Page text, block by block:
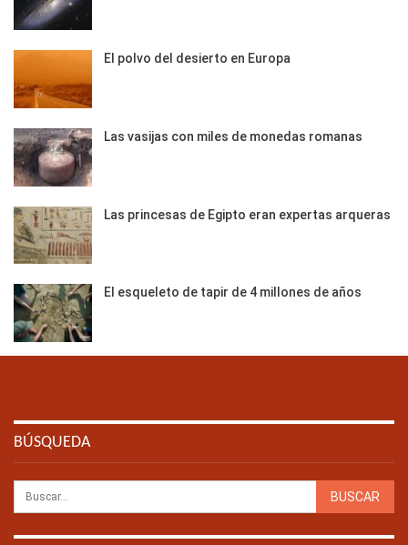
El polvo del desierto en Europa
Las vasijas con miles de monedas romanas
Las princesas de Egipto eran expertas arqueras
El esqueleto de tapir de 4 millones de años
BÚSQUEDA